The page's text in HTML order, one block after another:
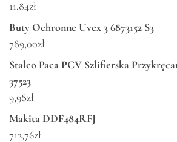
11,84zł
Buty Ochronne Uvex 3 6873152 S3
789,00zł
Stalco Paca PCV Szlifierska
37523
9,98zł
Makita DDF484RFJ
712,76zł